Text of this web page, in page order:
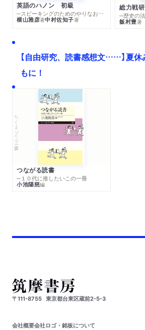
英語のハノン 初級
─スピーキングのためのやりなおし英文法スーパードリル
横山雅彦著中村佐知子著
総力戦
─歴史の
飯村豊著
【自由研究、読書感想文……】夏
もに！
ちくまプリマー新書
つながる読書
─１０代に推したいこの一冊
小池陽慈編
〒111-8755 東京都台東区蔵前2-5-3
会社概要会社ロゴ・銘板について